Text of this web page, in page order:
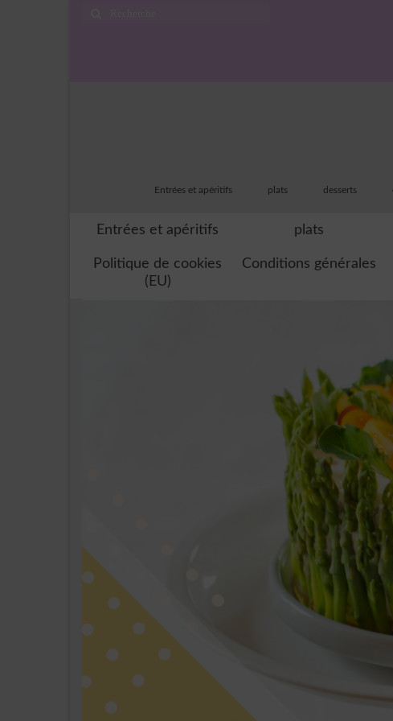
Entrées et apéritifs plats desserts
Entrées et apéritifs plats
Politique de cookies
(EU)
Conditions générales